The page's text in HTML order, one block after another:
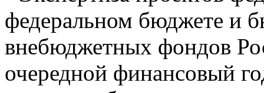
федеральном бюджете и
внебюджетных фондов
очередной финансовый